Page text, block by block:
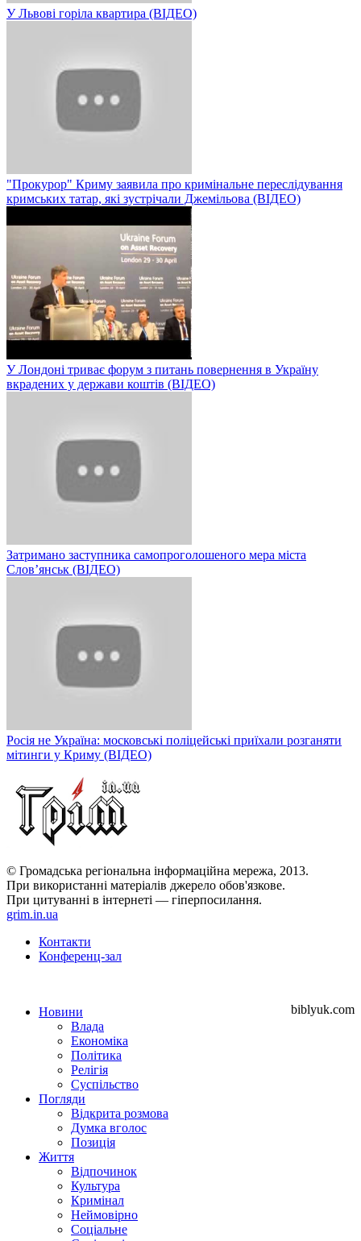
У Львові горіла квартира (ВІДЕО)
"Прокурор" Криму заявила про кримінальне переслідування
кримських татар, які зустрічали Джемільова (ВІДЕО)
У Лондоні триває форум з питань повернення в Україну
вкрадених у держави коштів (ВІДЕО)
Затримано заступника самопроголошеного мера міста
Слов’янськ (ВІДЕО)
Росія не Україна: московські поліцейські приїхали розганяти
мітинги у Криму (ВІДЕО)
© Громадська регіональна інформаційна мережа, 2013.
При використанні матеріалів джерело обов'язкове.
При цитуванні в інтернеті — гіперпосилання.
grim.in.ua
Контакти
Конференц-зал
biblyuk.com
Новини
Влада
Економіка
Політика
Релігія
Суспільство
Погляди
Відкрита розмова
Думка вголос
Позиція
Життя
Відпочинок
Культура
Кримінал
Неймовірно
Соціальне